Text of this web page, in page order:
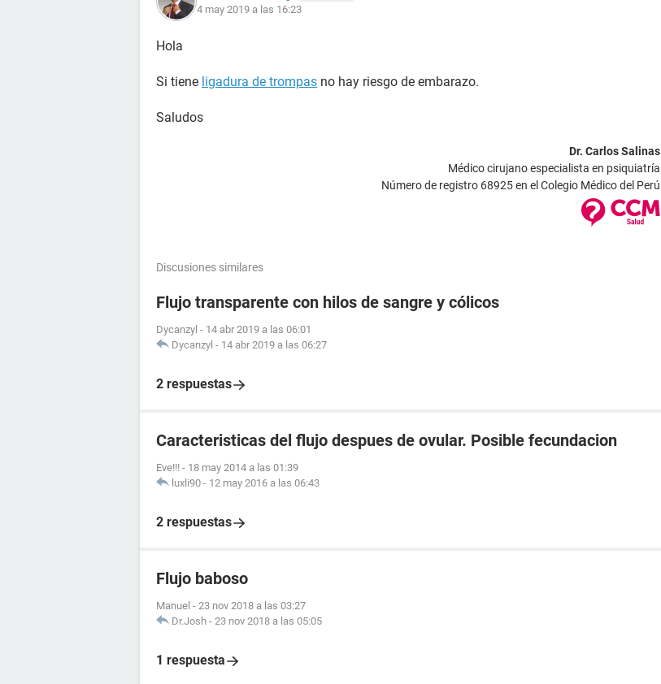
4 may 2019 a las 16:23
Hola
Si tiene ligadura de trompas no hay riesgo de embarazo.
Saludos
Dr. Carlos Salinas
Médico cirujano especialista en psiquiatría
Número de registro 68925 en el Colegio Médico del Perú
Discusiones similares
Flujo transparente con hilos de sangre y cólicos
Dycanzyl - 14 abr 2019 a las 06:01
Dycanzyl - 14 abr 2019 a las 06:27
2 respuestas
Caracteristicas del flujo despues de ovular. Posible fecundacion
Eve!!! - 18 may 2014 a las 01:39
luxli90 - 12 may 2016 a las 06:43
2 respuestas
Flujo baboso
Manuel - 23 nov 2018 a las 03:27
Dr.Josh - 23 nov 2018 a las 05:05
1 respuesta